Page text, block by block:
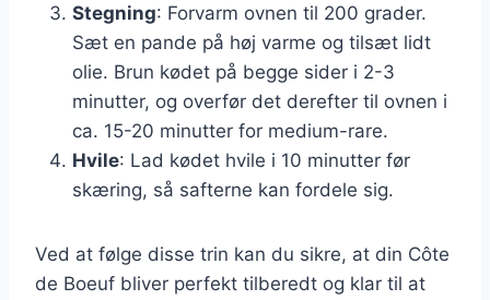
Stegning: Forvarm ovnen til 200 grader.
Sæt en pande på høj varme og tilsæt lidt
olie. Brun kødet på begge sider i 2-3
minutter, og overfør det derefter til ovnen i
ca. 15-20 minutter for medium-rare.
Hvile: Lad kødet hvile i 10 minutter før
skæring, så safterne kan fordele sig.
Ved at følge disse trin kan du sikre, at din Côte
de Boeuf bliver perfekt tilberedt og klar til at